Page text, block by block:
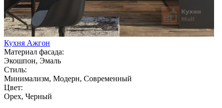
Кухня Ажгон
Материал фасада:
Экошпон, Эмаль
Стиль:
Минимализм, Модерн, Современный
Цвет:
Орех, Черный